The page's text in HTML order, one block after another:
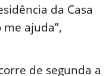
da Casa
ajuda”,
de segunda a